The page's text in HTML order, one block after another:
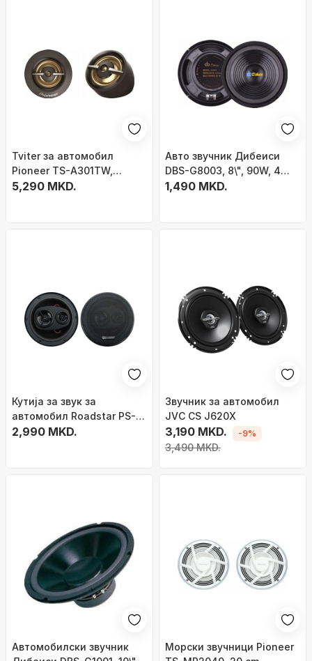
Tviter за автомобил
Pioneer TS-A301TW,
20mm, 240W, црн
5,290 MKD.
Авто звучник Дибеиси
DBS-G8003, 8\", 90W, 4
Ohm
1,490 MKD.
Кутија за звук за
автомобил Roadstar PS-
1635, 165 mm, 80W, црна
2,990 MKD.
Звучник за автомобил
JVC CS J620X
3,190 MKD.
3,490 MKD.
-9%
Автомобилски звучник
Морски звучници Pioneer